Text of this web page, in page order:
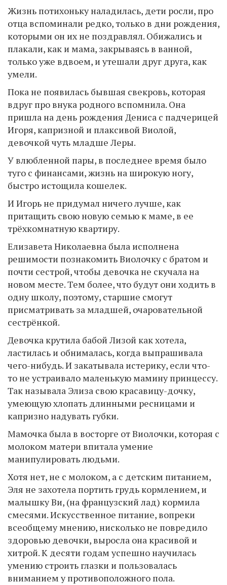
Жизнь потихоньку наладилась, дети росли, про
отца вспоминали редко, только в дни рождения,
которыми он их не поздравлял. Обижались и
плакали, как и мама, закрываясь в ванной,
только уже вдвоем, и утешали друг друга, как
умели.
Пока не появилась бывшая свекровь, которая
вдруг про внука родного вспомнила. Она
пришла на день рождения Дениса с падчерицей
Игоря, капризной и плаксивой Виолой,
девочкой чуть младше Леры.
У влюбленной пары, в последнее время было
туго с финансами, жизнь на широкую ногу,
быстро истощила кошелек.
И Игорь не придумал ничего лучше, как
притащить свою новую семью к маме, в ее
трёхкомнатную квартиру.
Елизавета Николаевна была исполнена
решимости познакомить Виолочку с братом и
почти сестрой, чтобы девочка не скучала на
новом месте. Тем более, что будут они ходить в
одну школу, поэтому, старшие смогут
присматривать за младшей, очаровательной
сестрёнкой.
Девочка крутила бабой Лизой как хотела,
ластилась и обнималась, когда выпрашивала
чего-нибудь. И закатывала истерику, если что-
то не устраивало маленькую мамину принцессу.
Так называла Элиза свою красавицу-дочку,
умеющую хлопать длинными ресницами и
капризно надувать губки.
Мамочка была в восторге от Виолочки, которая с
молоком матери впитала умение
манипулировать людьми.
Хотя нет, не с молоком, а с детским питанием,
Эля не захотела портить грудь кормлением, и
малышку Ви, (на французский лад) кормила
смесями. Искусственное питание, вопреки
всеобщему мнению, нисколько не повредило
здоровью девочки, выросла она красивой и
хитрой. К десяти годам успешно научилась
умению строить глазки и пользовалась
вниманием у противоположного пола.